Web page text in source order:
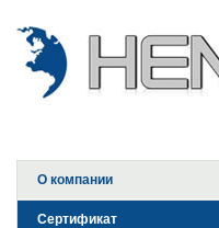
О компании
Сертификат